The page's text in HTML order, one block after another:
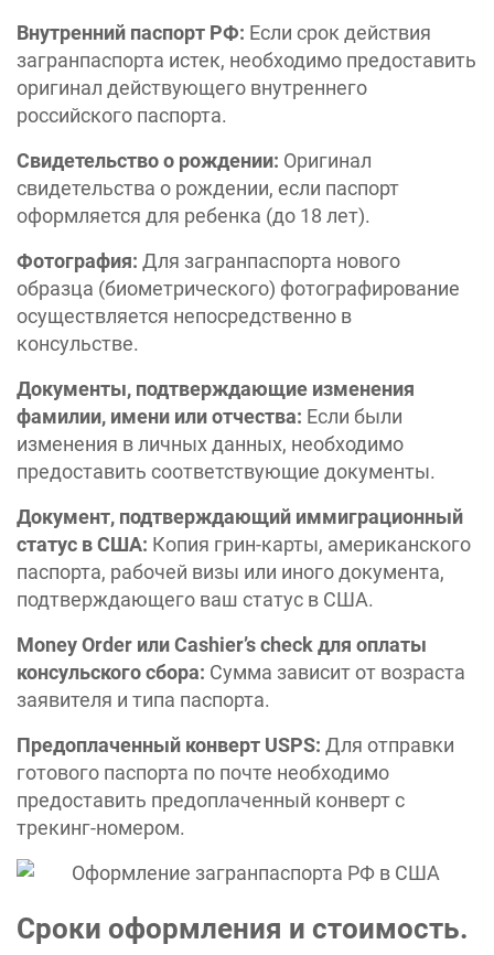
Внутренний паспорт РФ: Если срок действия
загранпаспорта истек, необходимо предоставить
оригинал действующего внутреннего
российского паспорта. ​
Свидетельство о рождении: Оригинал
свидетельства о рождении, если паспорт
оформляется для ребенка (до 18 лет).
Фотография: Для загранпаспорта нового
образца (биометрического) фотографирование
осуществляется непосредственно в
консульстве. ​
Документы, подтверждающие изменения
фамилии, имени или отчества: Если были
изменения в личных данных, необходимо
предоставить соответствующие документы. ​
Документ, подтверждающий иммиграционный
статус в США: Копия грин-карты, американского
паспорта, рабочей визы или иного документа,
подтверждающего ваш статус в США. ​
Money Order или Cashier’s check для оплаты
консульского сбора: Сумма зависит от возраста
заявителя и типа паспорта.
Предоплаченный конверт USPS: Для отправки
готового паспорта по почте необходимо
предоставить предоплаченный конверт с
трекинг-номером. ​
Сроки оформления и стоимость.